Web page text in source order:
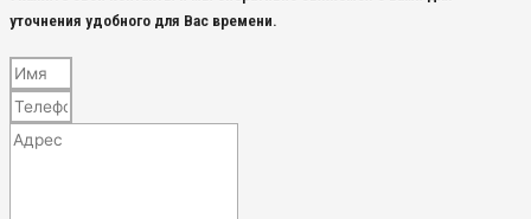
уточнения удобного для Вас времени.